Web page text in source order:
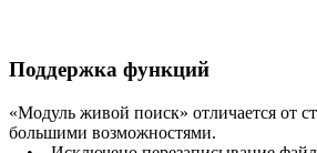
Поддержка функций
«Модуль живой поиск» отличается от
большими возможностями.